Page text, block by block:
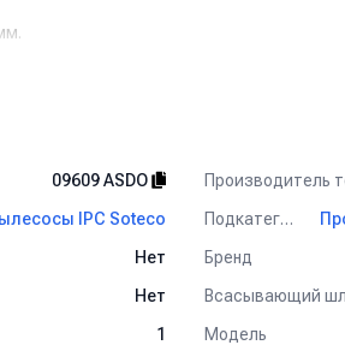
торговли, на автомойке.
09609 ASDO Производитель
IPC Soteco Подкатегория
Нет Бренд
Нет Всасывающий
1 Модель